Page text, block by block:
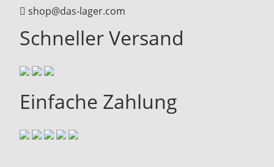
shop@das-lager.com
Schneller Versand
Einfache Zahlung